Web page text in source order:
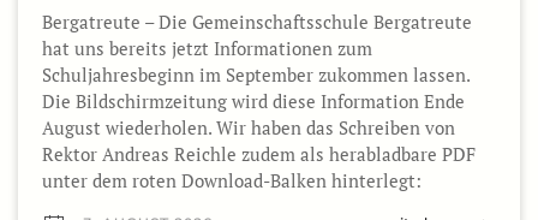
Bergatreute – Die Gemeinschaftsschule Bergatreute
hat uns bereits jetzt Informationen zum
Schuljahresbeginn im September zukommen lassen.
Die Bildschirmzeitung wird diese Information Ende
August wiederholen. Wir haben das Schreiben von
Rektor Andreas Reichle zudem als herabladbare PDF
unter dem roten Download-Balken hinterlegt: